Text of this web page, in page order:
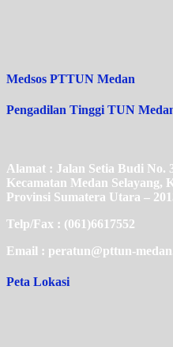
Medsos PTTUN Medan
Pengadilan Tinggi TUN
Alamat : Jalan Setia Budi No.
Kecamatan Medan Selayang,
Provinsi Sumatera Utara –
Telp/Fax : (061)6617552
Email : peratun@pttun-
Peta Lokasi